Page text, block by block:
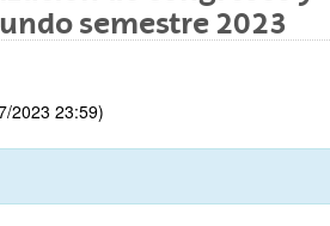
semestre 2023
2023 23:59)